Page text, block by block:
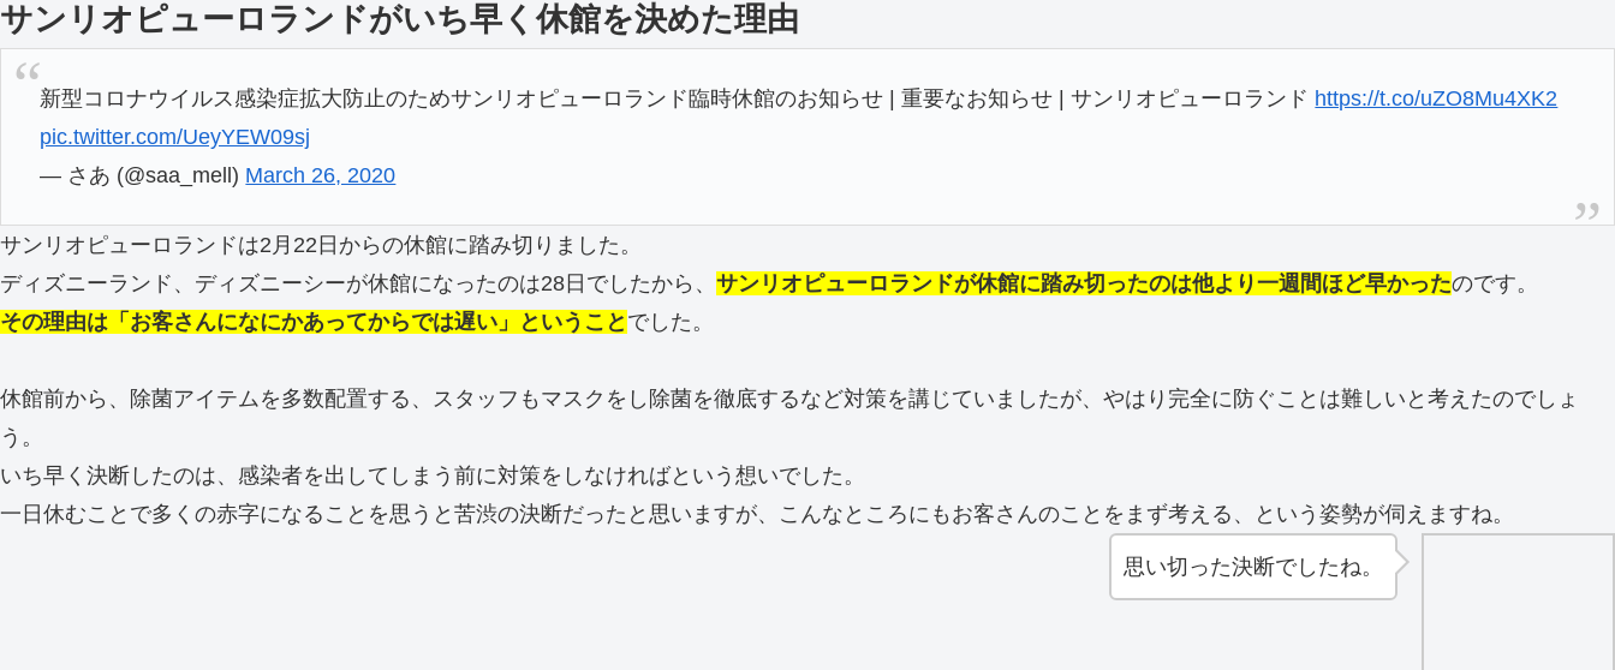
サンリオピューロランドがいち早く休館を決めた理由
新型コロナウイルス感染症拡大防止のためサンリオピューロランド臨時休館のお知らせ | 重要なお知らせ | サンリオピューロランド https://t.co/uZO8Mu4XK2
pic.twitter.com/UeyYEW09sj
— さあ (@saa_mell) March 26, 2020
サンリオピューロランドは2月22日からの休館に踏み切りました。
ディズニーランド、ディズニーシーが休館になったのは28日でしたから、 サンリオピューロランドが休館に踏み切ったのは他より一週間ほど早かったのです。
その理由は「お客さんになにかあってからでは遅い」ということ でした。
休館前から、除菌アイテムを多数配置する、スタッフもマスクをし除菌を徹底するなど対策を講じていましたが、やはり完全に防ぐことは難しいと考えたのでしょ
う。
いち早く決断したのは、感染者を出してしまう前に対策をしなければという想いでした。
一日休むことで多くの赤字になることを思うと苦渋の決断だったと思いますが、こんなところにもお客さんのことをまず考える、という姿勢が伺えますね。
思い切った決断でしたね。